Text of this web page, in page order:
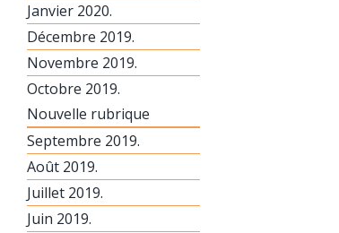
Janvier 2020.
Décembre 2019.
Novembre 2019.
Octobre 2019.
Nouvelle rubrique
Septembre 2019.
Août 2019.
Juillet 2019.
Juin 2019.